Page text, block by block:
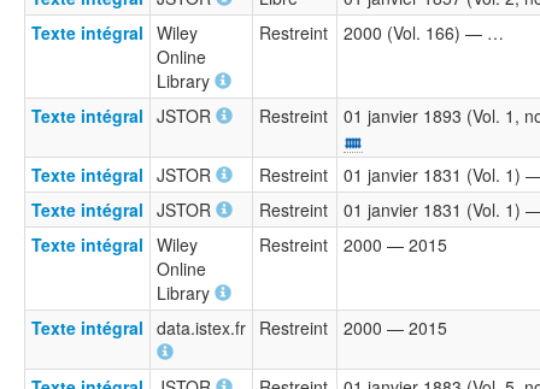
Texte intégral Wiley
Online
Library
Restreint 2000 (Vol. 166) — …
Texte intégral JSTOR Restreint 01 janvier 1893 (Vol. 1,
Texte intégral JSTOR Restreint
01 janvier 1831 (Vol. 1)
Texte intégral JSTOR Restreint
01 janvier 1831 (Vol. 1)
Texte intégral Wiley
Online
Library
Restreint 2000 — 2015
Texte intégral data.istex.fr Restreint 2000 — 2015